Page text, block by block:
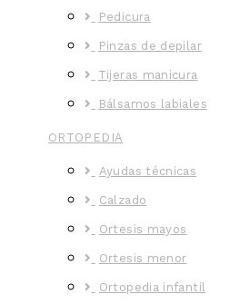
Pedicura
Pinzas de depilar
Tijeras manicura
Bálsamos labiales
ORTOPEDIA
Ayudas técnicas
Calzado
Ortesis mayos
Ortesis menor
Ortopedia infantil